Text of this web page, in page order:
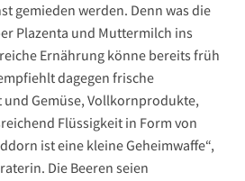
gemieden werden. Denn was die
Plazenta und Muttermilch ins
Ernährung könne bereits früh
dagegen frische
und Gemüse, Vollkornprodukte,
Flüssigkeit in Form von
ist eine kleine Geheimwaffe“,
Die Beeren seien